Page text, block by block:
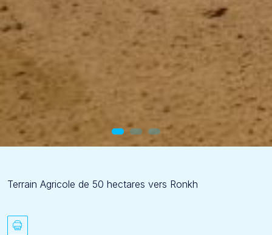
Terrain Agricole de 50 hectares vers Ronkh